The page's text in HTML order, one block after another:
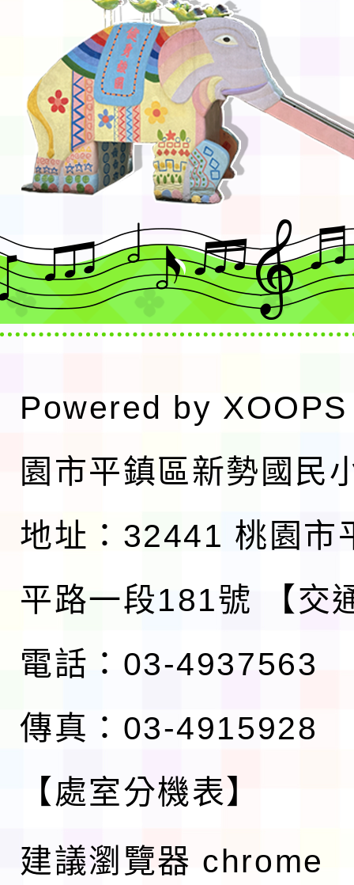
Powered by XOOPS
園市平鎮區新勢國民
地址：32441 桃園市
平路一段181號
【交
電話：03-4937563
傳真：03-4915928
【處室分機表】
建議瀏覽器 chrome